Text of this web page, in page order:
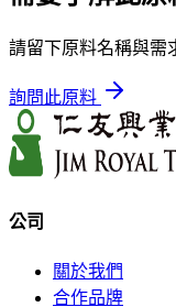
請留下原料名稱與需
詢問此原料
公司
關於我們
合作品牌